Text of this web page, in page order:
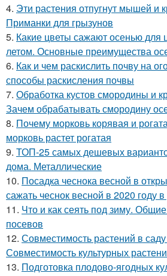
4. Эти растения отпугнут мышей и
Приманки для грызунов
5. Какие цветы сажают осенью для
летом. Основные преимущества
6. Как и чем раскислить почву на
способы раскисления почвы
7. Обработка кустов смородины и
Зачем обрабатывать смородину
8. Почему морковь корявая и
морковь растет рогатая
9. ТОП-25 самых дешевых
дома. Металлические
10. Посадка чеснока весной в
сажать чеснок весной в 2020 году
11. Что и как сеять под зиму.
посевов
12. Совместимость растений в
Совместимость культурных
13. Подготовка плодово-ягодных